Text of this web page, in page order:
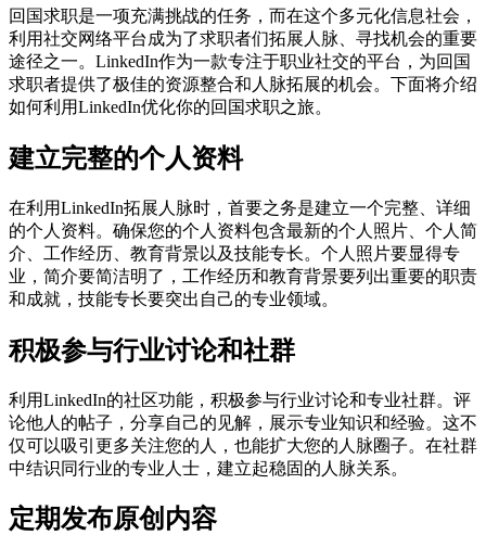
回国求职是一项充满挑战的任务，而在这个多元化信息社会，
利用社交网络平台成为了求职者们拓展人脉、寻找机会的重要
途径之一。LinkedIn作为一款专注于职业社交的平台，为回国
求职者提供了极佳的资源整合和人脉拓展的机会。下面将介绍
如何利用LinkedIn优化你的回国求职之旅。
建立完整的个人资料
在利用LinkedIn拓展人脉时，首要之务是建立一个完整、详细
的个人资料。确保您的个人资料包含最新的个人照片、个人简
介、工作经历、教育背景以及技能专长。个人照片要显得专
业，简介要简洁明了，工作经历和教育背景要列出重要的职责
和成就，技能专长要突出自己的专业领域。
积极参与行业讨论和社群
利用LinkedIn的社区功能，积极参与行业讨论和专业社群。评
论他人的帖子，分享自己的见解，展示专业知识和经验。这不
仅可以吸引更多关注您的人，也能扩大您的人脉圈子。在社群
中结识同行业的专业人士，建立起稳固的人脉关系。
定期发布原创内容